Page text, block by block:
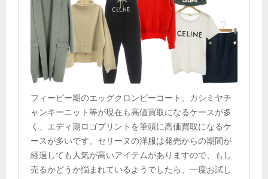
フィービー期のエッグクロンビーコート、カシミヤチ
ャンキーニット等が現在も高値買取になるケースが多
く、エディ期ロゴプリントを筆頭に高価買取になるケ
ースが多いです。セリーヌの洋服は発売からの期間が
経過しても人気が高いアイテムがありますので、もし
売るかどうか悩まれているようでしたら、一度お試し